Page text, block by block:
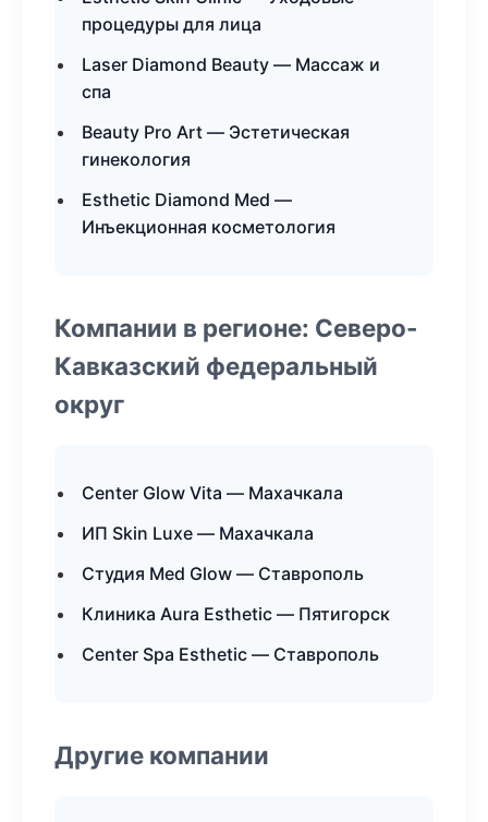
процедуры для лица
Laser Diamond Beauty — Массаж и
спа
Beauty Pro Art — Эстетическая
гинекология
Esthetic Diamond Med —
Инъекционная косметология
Компании в регионе: Северо-
Кавказский федеральный
округ
Center Glow Vita — Махачкала
ИП Skin Luxe — Махачкала
Студия Med Glow — Ставрополь
Клиника Aura Esthetic — Пятигорск
Center Spa Esthetic — Ставрополь
Другие компании